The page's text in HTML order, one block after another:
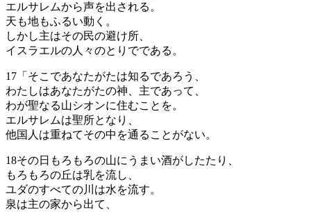
エルサレムから声を出される。
天も地もふるい動く。
しかし主はその民の避け所、
イスラエルの人々のとりでである。
17 「そこであなたがたは知るであろう、
わたしはあなたがたの神、主であって、
わが聖なる山シオンに住むことを。
エルサレムは聖所となり、
他国人は重ねてその中を通ることがない。
18その日もろもろの山にうまい酒がしたたり、
もろもろの丘は乳を流し、
ユダのすべての川は水を流す。
泉は主の家から出て、